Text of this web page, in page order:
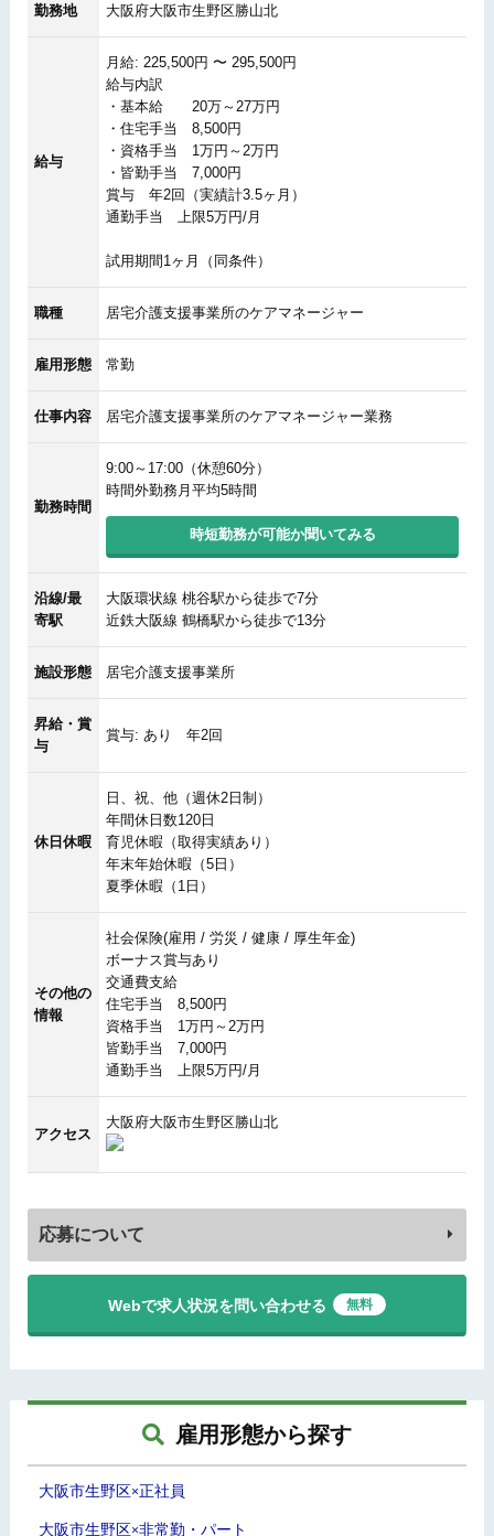
勤務地 大阪府大阪市生野区勝山北
給与
月給: 225,500円 〜 295,500円
給与内訳
・基本給 20万～27万円
・住宅手当 8,500円
・資格手当 1万円～2万円
・皆勤手当 7,000円
賞与 年2回（実績計3.5ヶ月）
通勤手当 上限5万円/月
試用期間1ヶ月（同条件）
職種 居宅介護支援事業所のケアマネージャー
雇用形態 常勤
仕事内容 居宅介護支援事業所のケアマネージャー業務
勤務時間
9:00～17:00（休憩60分）
時間外勤務月平均5時間
時短勤務が可能か聞いてみる
沿線/最
寄駅
大阪環状線 桃谷駅から徒歩で7分
近鉄大阪線 鶴橋駅から徒歩で13分
施設形態 居宅介護支援事業所
昇給・賞
与
賞与: あり 年2回
休日休暇
日、祝、他（週休2日制）
年間休日数120日
育児休暇（取得実績あり）
年末年始休暇（5日）
夏季休暇（1日）
その他の
情報
社会保険(雇用 / 労災 / 健康 / 厚生年金)
ボーナス賞与あり
交通費支給
住宅手当 8,500円
資格手当 1万円～2万円
皆勤手当 7,000円
通勤手当 上限5万円/月
アクセス
大阪府大阪市生野区勝山北
応募について
Webで求人状況を問い合わせる 無料
雇用形態から探す
大阪市生野区×正社員
大阪市生野区×非常勤・パート